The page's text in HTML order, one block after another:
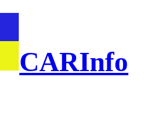
CARInfo